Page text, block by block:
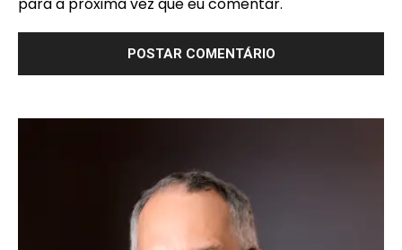
para a próxima vez que eu comentar.